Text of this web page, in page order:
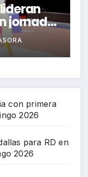
su selección
y del
2026
BAZIL
con primera
2026
para RD en
2026